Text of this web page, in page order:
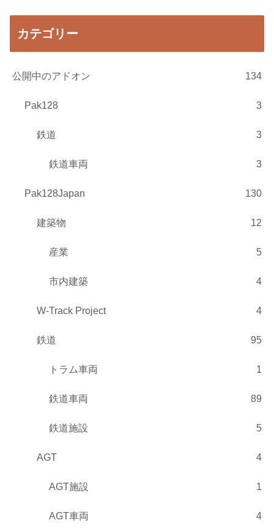
カテゴリー
公開中のアドオン 134
Pak128 3
鉄道 3
鉄道車両 3
Pak128Japan 130
建築物 12
産業 5
市内建築 4
W-Track Project 4
鉄道 95
トラム車両 1
鉄道車両 89
鉄道施設 5
AGT 4
AGT施設 1
AGT車両 4